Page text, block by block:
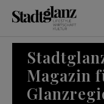
Skip to main content
Magazin